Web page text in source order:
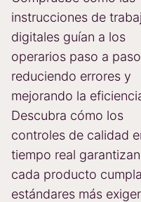
instrucciones de
digitales guían a los
operarios paso a
reduciendo errores y
mejorando la
Descubra cómo los
controles de calidad
tiempo real
cada producto
estándares más